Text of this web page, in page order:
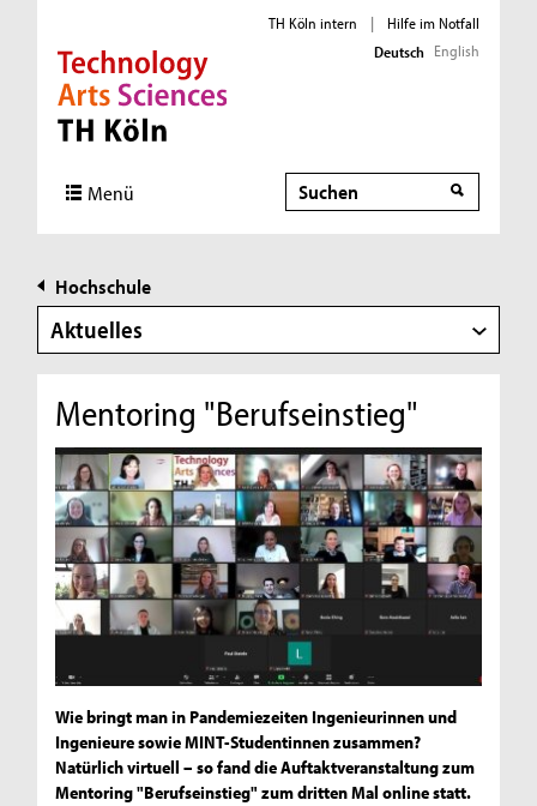
Direkt zur Hauptnavigation
Direkt zur Subnavigation
Direkt zum Inhalt
Direkt zum Fußbereich
TH Köln intern |
Hilfe im Notfall
Deutsch English
Menü Suche
Hochschule
Aktuelles
Mentoring "Berufseinstieg"
Wie bringt man in Pandemiezeiten Ingenieurinnen und
Ingenieure sowie MINT-Studentinnen zusammen?
Natürlich virtuell – so fand die Auftaktveranstaltung zum
Mentoring "Berufseinstieg" zum dritten Mal online statt.